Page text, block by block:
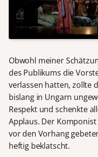
Obwohl meiner
des Publikums die
verlassen hatten, zollte
bislang in Ungarn
Respekt und schenkte
Applaus. Der
vor den Vorhang
heftig beklatscht.